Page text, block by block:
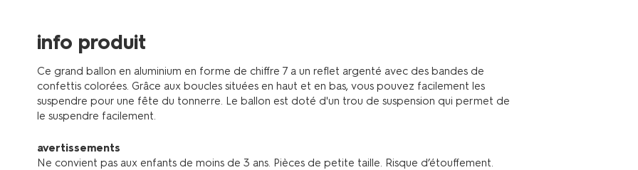
info produit
Ce grand ballon en aluminium en forme de chiffre 7 a un reflet argenté avec des bandes de
confettis colorées. Grâce aux boucles situées en haut et en bas, vous pouvez facilement les
suspendre pour une fête du tonnerre. Le ballon est doté d'un trou de suspension qui permet de
le suspendre facilement.
avertissements
Ne convient pas aux enfants de moins de 3 ans. Pièces de petite taille. Risque d’étouffement.